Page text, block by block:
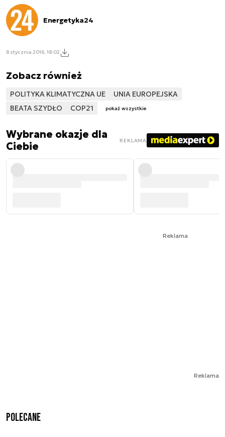
Energetyka24
8 stycznia 2016, 18:02
Zobacz również
POLITYKA KLIMATYCZNA UE
UNIA EUROPEJSKA
BEATA SZYDŁO
COP21 pokaż wszystkie
Wybrane okazje dla
Ciebie
REKLAMA
Reklama
Reklama
Polecane